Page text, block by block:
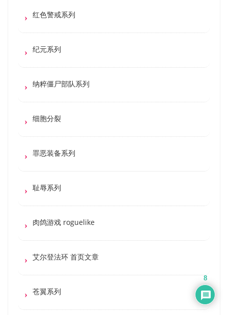
红色警戒系列
纪元系列
纳粹僵尸部队系列
细胞分裂
罪恶装备系列
耻辱系列
肉鸽游戏 roguelike
艾尔登法环 首页文章
苍翼系列
8